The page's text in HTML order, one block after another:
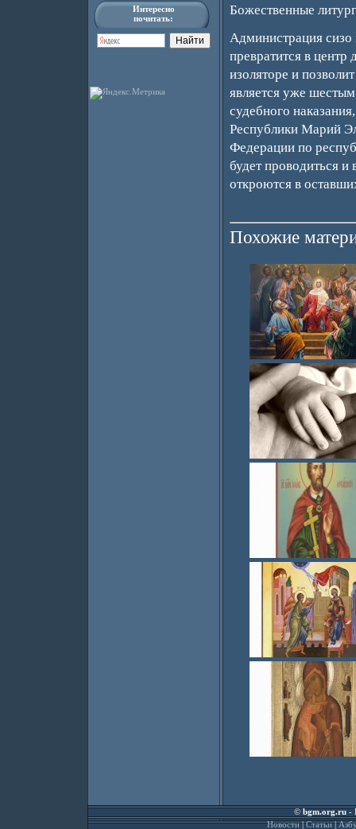
Интересно
почитать:
Божественные
Администрация сизо
превратится в
изоляторе и
является уже
судебного
Республики Марий
Федерации по
будет проводиться
откроются в
Похожие
©bgm.org.ru-
Новости|Статьи|